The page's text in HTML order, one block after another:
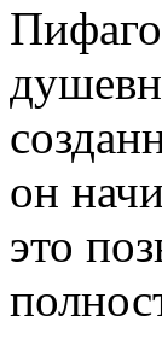
он
это